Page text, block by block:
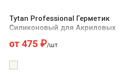
Tytan Professional Герметик
Силиконовый для Акриловых
от 475₽/шт